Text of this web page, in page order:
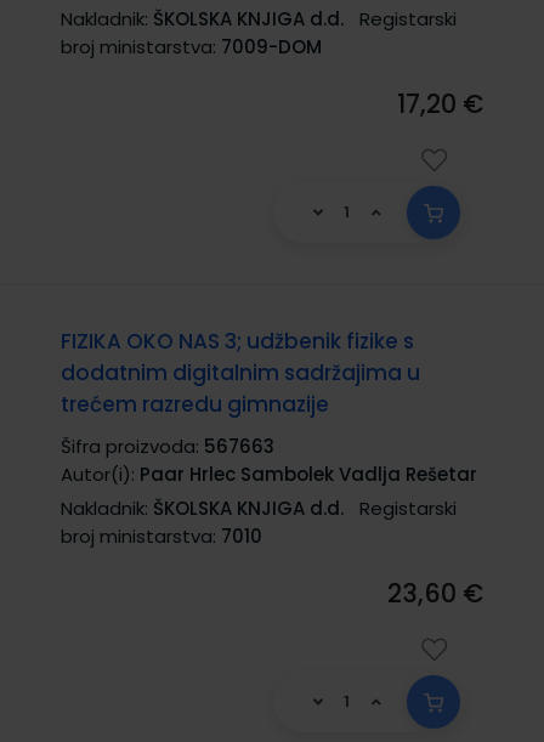
Nakladnik: ŠKOLSKA KNJIGA d.d.
Registarski
broj ministarstva: 7009-DOM
17,20 €
FIZIKA OKO NAS 3; udžbenik fizike s
dodatnim digitalnim sadržajima u
trećem razredu gimnazije
Šifra proizvoda: 567663
Autor(i): Paar Hrlec Sambolek Vadlja Rešetar
Nakladnik: ŠKOLSKA KNJIGA d.d.
Registarski
broj ministarstva: 7010
23,60 €